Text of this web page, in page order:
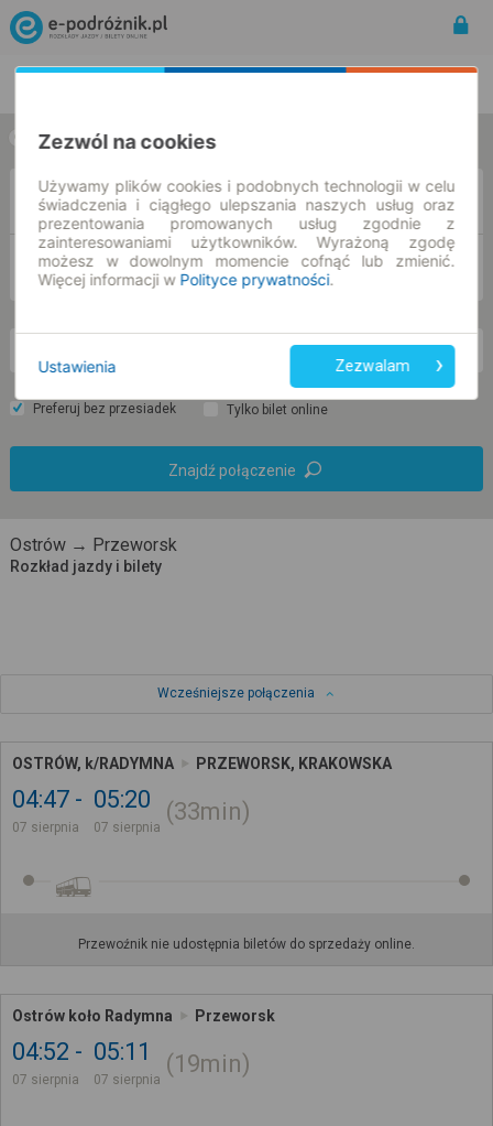
w jedną stronę w obie strony
DO
Preferuj bez przesiadek Tylko bilet online
Znajdź połączenie
Ostrów → Przeworsk
Rozkład jazdy i bilety
Wcześniejsze połączenia
OSTRÓW, k/RADYMNA PRZEWORSK, KRAKOWSKA
04:47
07 sierpnia
05:20
07 sierpnia
33min
Przewoźnik nie udostępnia biletów do sprzedaży online.
Ostrów koło Radymna Przeworsk
04:52
07 sierpnia
05:11
07 sierpnia
19min
Zezwól na cookies
Używamy plików cookies i podobnych technologii w celu
świadczenia i ciągłego ulepszania naszych usług oraz
prezentowania promowanych usług zgodnie z
zainteresowaniami użytkowników. Wyrażoną zgodę
możesz w dowolnym momencie cofnąć lub zmienić.
Więcej informacji w Polityce prywatności.
Ustawienia Zezwalam